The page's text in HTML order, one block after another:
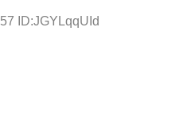
ID:JGYLqqUId